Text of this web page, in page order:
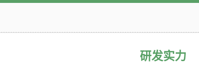
研发实力